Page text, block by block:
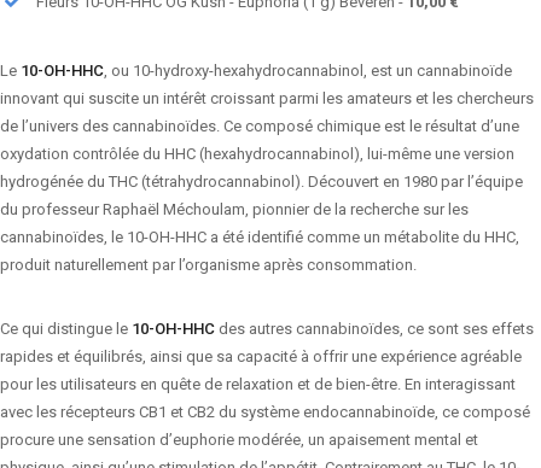
Le 10-OH-HHC , ou 10-hydroxy-hexahydrocannabinol, est un cannabinoïde
innovant qui suscite un intérêt croissant parmi les amateurs et les chercheurs
de l’univers des cannabinoïdes. Ce composé chimique est le résultat d’une
oxydation contrôlée du HHC (hexahydrocannabinol), lui-même une version
hydrogénée du THC (tétrahydrocannabinol). Découvert en 1980 par l’équipe
du professeur Raphaël Méchoulam, pionnier de la recherche sur les
cannabinoïdes, le 10-OH-HHC a été identifié comme un métabolite du HHC,
produit naturellement par l’organisme après consommation.
Ce qui distingue le 10-OH-HHC des autres cannabinoïdes, ce sont ses effets
rapides et équilibrés, ainsi que sa capacité à offrir une expérience agréable
pour les utilisateurs en quête de relaxation et de bien-être. En interagissant
avec les récepteurs CB1 et CB2 du système endocannabinoïde, ce composé
procure une sensation d’euphorie modérée, un apaisement mental et